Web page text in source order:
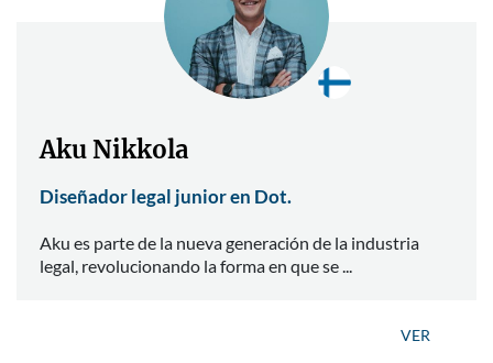
Aku Nikkola
Diseñador legal junior en Dot.
Aku es parte de la nueva generación de la industria
legal, revolucionando la forma en que se ...
VER